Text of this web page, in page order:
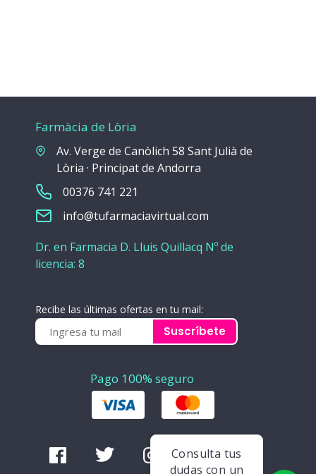
Consulta tus
dudas con un
Farmàcia de Lòria
Av. Verge de Canòlich 58 Sant Julià de
Lòria · Principat de Andorra
00376 741 221
info@tufarmaciavirtual.com
Dr. en Farmacia D. Lluis Quillacq Nº de
licencia: 8
Recibe las últimas ofertas en tu mail:
Suscríbete
Pago 100% seguro